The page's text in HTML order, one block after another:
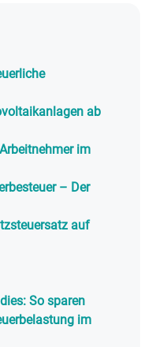
ab
im
– Der
auf
So sparen
im